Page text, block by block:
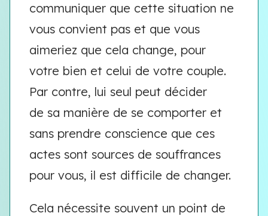
communiquer que cette situation ne
vous convient pas et que vous
aimeriez que cela change, pour
votre bien et celui de votre couple.
Par contre, lui seul peut décider
de sa manière de se comporter et
sans prendre conscience que ces
actes sont sources de souffrances
pour vous, il est difficile de changer.
Cela nécessite souvent un point de